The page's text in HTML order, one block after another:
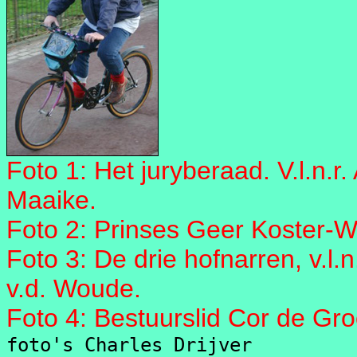
Foto 1: Het juryberaad.
Maaike.
Foto 2: Prinses Geer Koster-
Foto 3: De drie hofnarren,
v.d. Woude.
Foto 4: Bestuurslid Cor de
foto's Charles Drijver